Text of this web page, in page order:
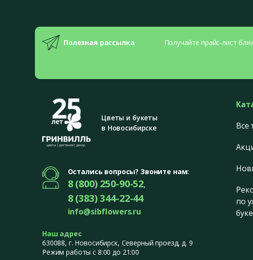
Полезная рассылка Получайте прайс-лист
Цветы и букеты
в Новосибирске
Остались вопросы? Звоните нам:
8 (800) 250-90-52,
8 (383) 344-22-44
info@sibflowers.ru
Наш адрес
630088, г. Новосибирск, Северный проезд, д. 9
Режим работы с 8:00 до 21:00
Все
по